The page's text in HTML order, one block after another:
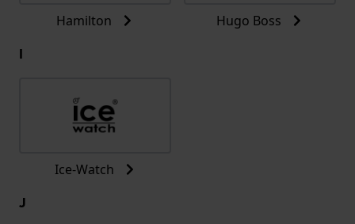
Hamilton Hugo Boss
I
Ice-Watch
J